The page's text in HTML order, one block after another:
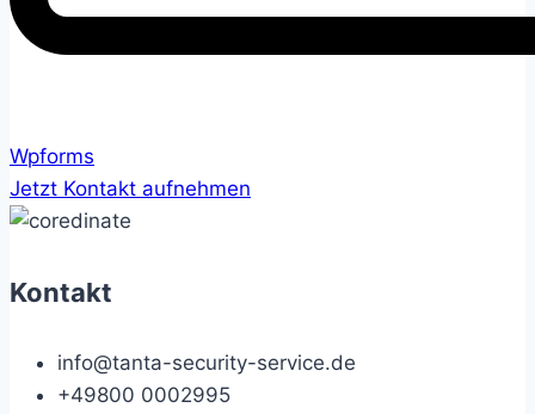
Wpforms
Jetzt Kontakt aufnehmen
Kontakt
info@tanta-security-service.de
+49800 0002995